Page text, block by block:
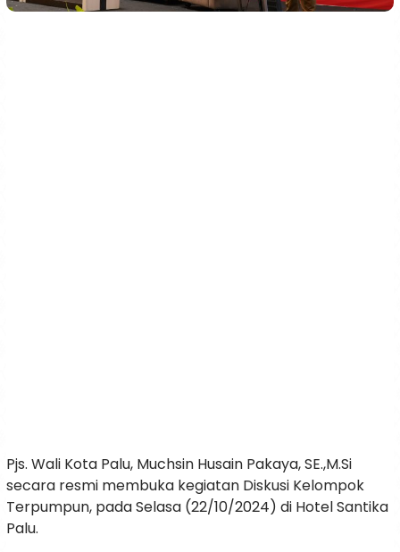
Pjs. Wali Kota Palu, Muchsin Husain Pakaya, SE.,M.Si
secara resmi membuka kegiatan Diskusi Kelompok
Terpumpun, pada Selasa (22/10/2024) di Hotel Santika
Palu.